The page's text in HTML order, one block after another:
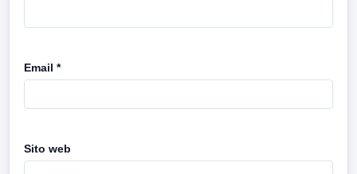
Email *
Sito web